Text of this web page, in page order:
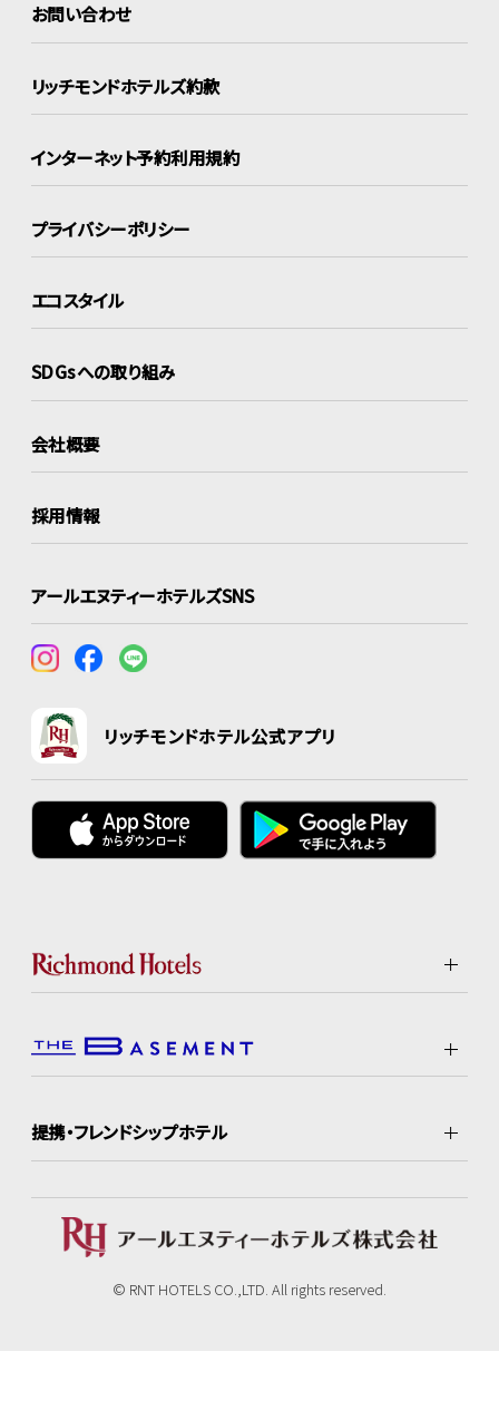
お問い合わせ
リッチモンドホテルズ約款
インターネット予約利用規約
プライバシーポリシー
エコスタイル
SDGsへの取り組み
会社概要
採用情報
アールエヌティーホテルズSNS
リッチモンドホテル公式アプリ
提携・フレンドシップホテル
© RNT HOTELS CO.,LTD. All rights reserved.